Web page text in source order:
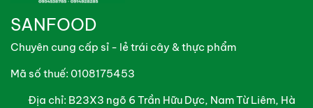
Sơ chế nhẹ nhàng: Khi rửa, khách nên thực hiện nhẹ
tay để tránh làm dập lá, giúp rau giữ được độ mọng
nước và chất dinh dưỡng khi nấu.
Cam kết từ Canhdong.vn
SANFOOD
Chuyên cung cấp sỉ - lẻ trái cây & thực phẩm
Mã số thuế: 0108175453
Địa chỉ: B23X3 ngõ 6 Trần Hữu Dực, Nam Từ Liêm, Hà